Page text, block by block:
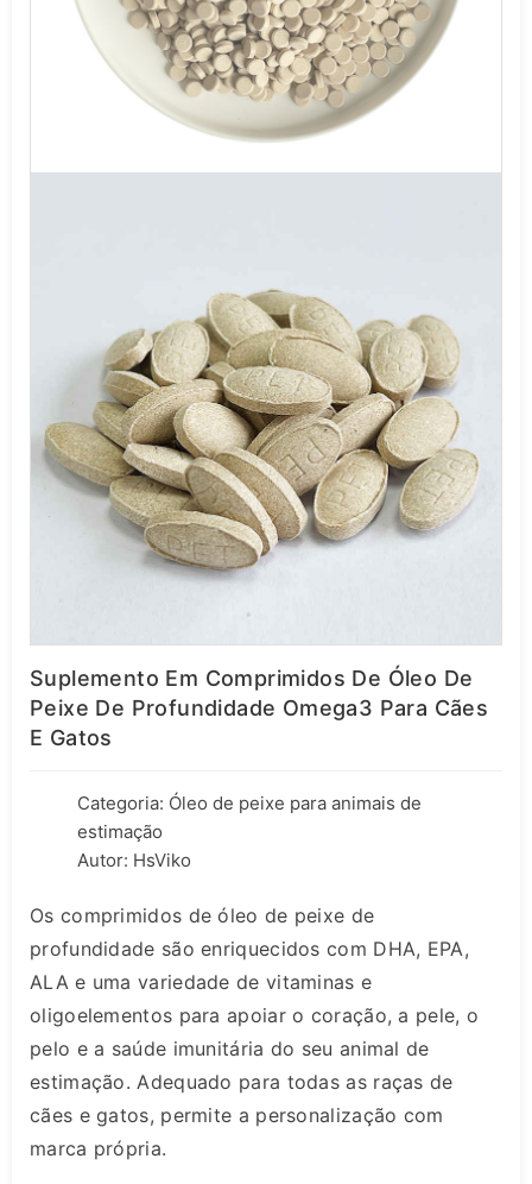
Suplemento Em Comprimidos De Óleo De
Peixe De Profundidade Omega3 Para Cães
E Gatos
Categoria: Óleo de peixe para animais de
estimação
Autor: HsViko
Os comprimidos de óleo de peixe de
profundidade são enriquecidos com DHA, EPA,
ALA e uma variedade de vitaminas e
oligoelementos para apoiar o coração, a pele, o
pelo e a saúde imunitária do seu animal de
estimação. Adequado para todas as raças de
cães e gatos, permite a personalização com
marca própria.